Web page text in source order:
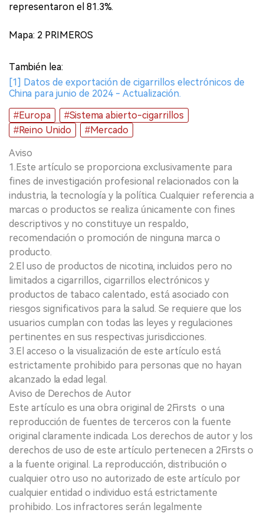
representaron el 81.3%.
Mapa: 2 PRIMEROS
También lea:
[1] Datos de exportación de cigarrillos electrónicos de
China para junio de 2024 - Actualización.
#Europa
#Sistema abierto-cigarrillos
#Reino Unido
#Mercado
Aviso
1.Este artículo se proporciona exclusivamente para
fines de investigación profesional relacionados con la
industria, la tecnología y la política. Cualquier referencia a
marcas o productos se realiza únicamente con fines
descriptivos y no constituye un respaldo,
recomendación o promoción de ninguna marca o
producto.
2.El uso de productos de nicotina, incluidos pero no
limitados a cigarrillos, cigarrillos electrónicos y
productos de tabaco calentado, está asociado con
riesgos significativos para la salud. Se requiere que los
usuarios cumplan con todas las leyes y regulaciones
pertinentes en sus respectivas jurisdicciones.
3.El acceso o la visualización de este artículo está
estrictamente prohibido para personas que no hayan
alcanzado la edad legal.
Aviso de Derechos de Autor
Este artículo es una obra original de 2Firsts o una
reproducción de fuentes de terceros con la fuente
original claramente indicada. Los derechos de autor y los
derechos de uso de este artículo pertenecen a 2Firsts o
a la fuente original. La reproducción, distribución o
cualquier otro uso no autorizado de este artículo por
cualquier entidad o individuo está estrictamente
prohibido. Los infractores serán legalmente